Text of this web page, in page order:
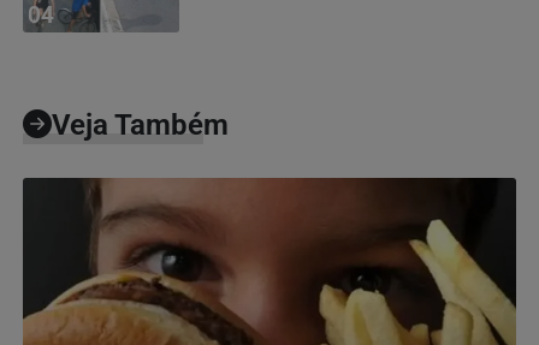
04
Veja Também